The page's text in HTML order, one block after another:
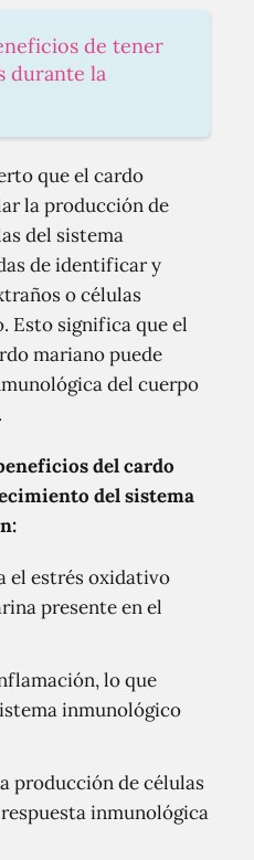
de tener
durante la
que el cardo
la producción de
del sistema
de identificar y
o células
Esto significa que el
mariano puede
del cuerpo
del cardo
del sistema
el estrés oxidativo
presente en el
lo que
inmunológico
producción de células
inmunológica